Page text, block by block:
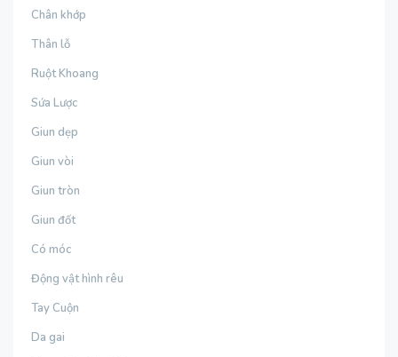
Chân khớp
Thân lỗ
Ruột Khoang
Sứa Lược
Giun dẹp
Giun vòi
Giun tròn
Giun đốt
Có móc
Động vật hình rêu
Tay Cuộn
Da gai